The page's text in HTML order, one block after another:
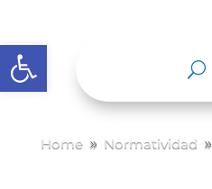
Abrir barra de herramientas
Home 9 Normatividad 9